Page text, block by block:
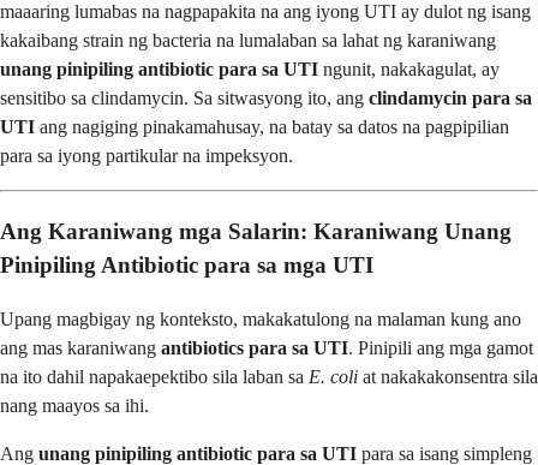
maaaring lumabas na nagpapakita na ang iyong UTI ay dulot ng isang
kakaibang strain ng bacteria na lumalaban sa lahat ng karaniwang
unang pinipiling antibiotic para sa UTI ngunit, nakakagulat, ay
sensitibo sa clindamycin. Sa sitwasyong ito, ang clindamycin para sa
UTI ang nagiging pinakamahusay, na batay sa datos na pagpipilian
para sa iyong partikular na impeksyon.
Ang Karaniwang mga Salarin: Karaniwang Unang
Pinipiling Antibiotic para sa mga UTI
Upang magbigay ng konteksto, makakatulong na malaman kung ano
ang mas karaniwang antibiotics para sa UTI. Pinipili ang mga gamot
na ito dahil napakaepektibo sila laban sa E. coli at nakakakonsentra sila
nang maayos sa ihi.
Ang unang pinipiling antibiotic para sa UTI para sa isang simpleng